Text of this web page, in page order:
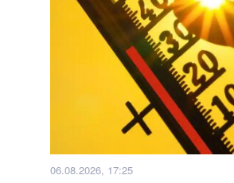
06.08.2026, 17:25